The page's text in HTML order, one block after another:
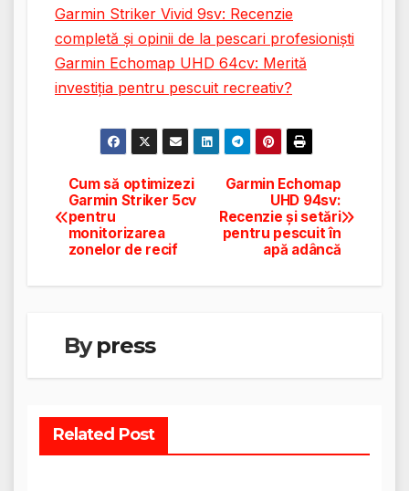
Garmin Striker Vivid 9sv: Recenzie
completă și opinii de la pescari profesioniști
Garmin Echomap UHD 64cv: Merită
investiția pentru pescuit recreativ?
Navigare
în
Garmin Echomap
UHD 94sv:
Recenzie și setări
pentru pescuit în
apă adâncă
Cum să optimizezi
Garmin Striker 5cv
pentru
monitorizarea
zonelor de recif
Bypress
Related Post